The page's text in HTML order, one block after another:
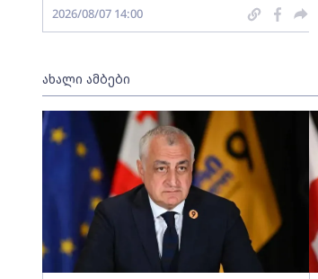
2026/08/07 14:00
ახალი ამბები